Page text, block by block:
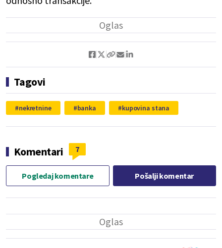
Tagovi
nekretnine banka kupovina stana
Komentari 7
Pogledaj komentare Pošalji komentar